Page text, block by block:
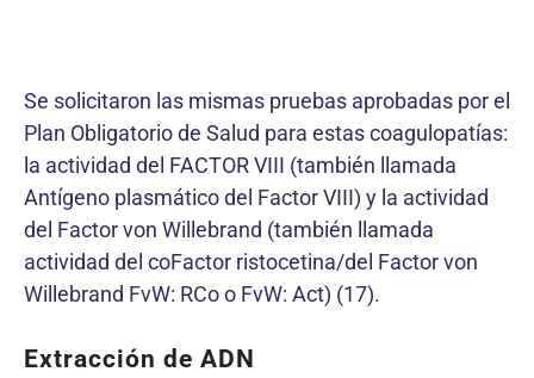
Se solicitaron las mismas pruebas aprobadas por el
Plan Obligatorio de Salud para estas coagulopatías:
la actividad del FACTOR VIII (también llamada
Antígeno plasmático del Factor VIII) y la actividad
del Factor von Willebrand (también llamada
actividad del coFactor ristocetina/del Factor von
Willebrand FvW: RCo o FvW: Act) (17).
Extracción de ADN